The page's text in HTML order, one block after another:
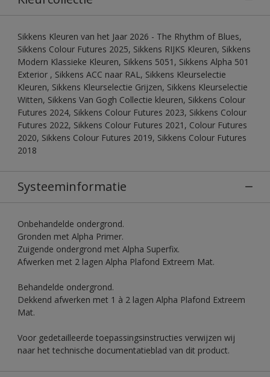
Sikkens Kleuren van het Jaar 2026 - The Rhythm of Blues,
Sikkens Colour Futures 2025, Sikkens RIJKS Kleuren, Sikkens
Modern Klassieke Kleuren, Sikkens 5051, Sikkens Alpha 501
Exterior , Sikkens ACC naar RAL, Sikkens Kleurselectie
Kleuren, Sikkens Kleurselectie Grijzen, Sikkens Kleurselectie
Witten, Sikkens Van Gogh Collectie kleuren, Sikkens Colour
Futures 2024, Sikkens Colour Futures 2023, Sikkens Colour
Futures 2022, Sikkens Colour Futures 2021, Colour Futures
2020, Sikkens Colour Futures 2019, Sikkens Colour Futures
2018
Systeeminformatie
Onbehandelde ondergrond.
Gronden met Alpha Primer.
Zuigende ondergrond met Alpha Superfix.
Afwerken met 2 lagen Alpha Plafond Extreem Mat.
Behandelde ondergrond.
Dekkend afwerken met 1 à 2 lagen Alpha Plafond Extreem
Mat.
Voor gedetailleerde toepassingsinstructies verwijzen wij
naar het technische documentatieblad van dit product.